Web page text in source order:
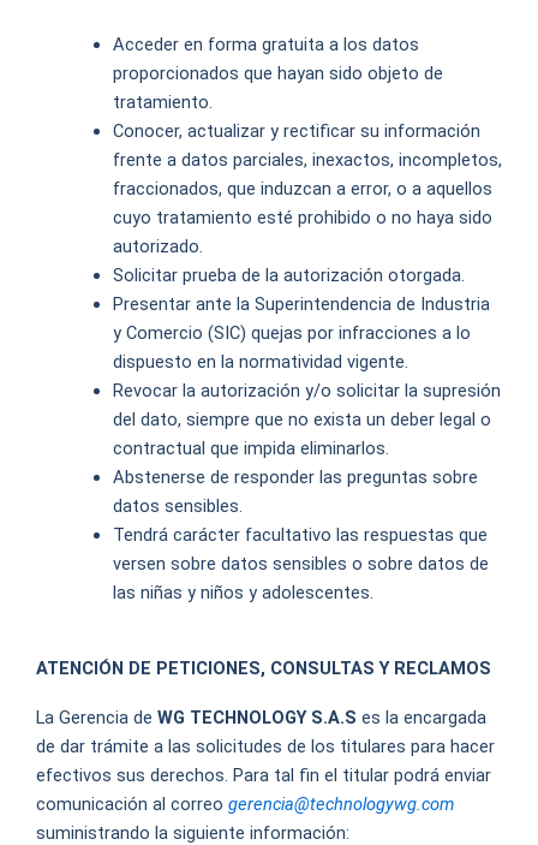
Acceder en forma gratuita a los datos
proporcionados que hayan sido objeto de
tratamiento.
Conocer, actualizar y rectificar su información
frente a datos parciales, inexactos, incompletos,
fraccionados, que induzcan a error, o a aquellos
cuyo tratamiento esté prohibido o no haya sido
autorizado.
Solicitar prueba de la autorización otorgada.
Presentar ante la Superintendencia de Industria
y Comercio (SIC) quejas por infracciones a lo
dispuesto en la normatividad vigente.
Revocar la autorización y/o solicitar la supresión
del dato, siempre que no exista un deber legal o
contractual que impida eliminarlos.
Abstenerse de responder las preguntas sobre
datos sensibles.
Tendrá carácter facultativo las respuestas que
versen sobre datos sensibles o sobre datos de
las niñas y niños y adolescentes.
ATENCIÓN DE PETICIONES, CONSULTAS Y RECLAMOS
La Gerencia de WG TECHNOLOGY S.A.S es la encargada
de dar trámite a las solicitudes de los titulares para hacer
efectivos sus derechos. Para tal fin el titular podrá enviar
comunicación al correo gerencia@technologywg.com
suministrando la siguiente información: